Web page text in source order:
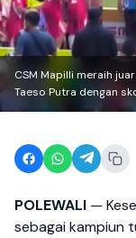
CSM Mapilli meraih
Taeso Putra dengan
POLEWALI —
sebagai kampiun